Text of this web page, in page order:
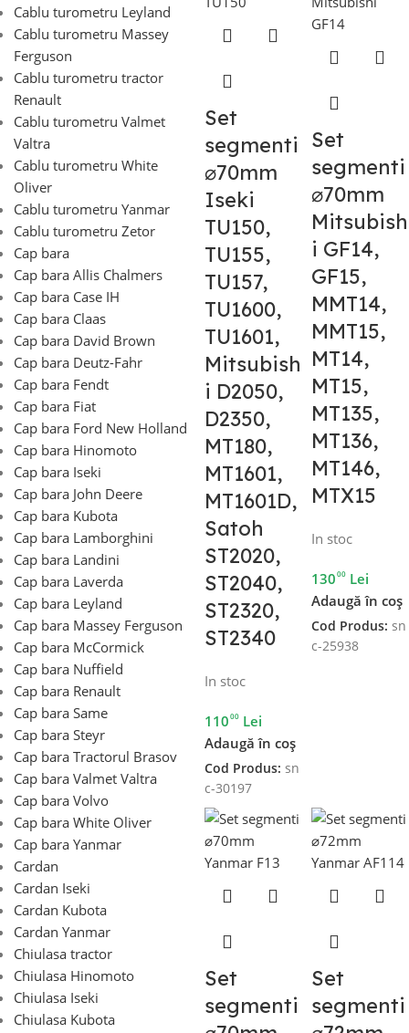
Cablu turometru Leyland
Cablu turometru Massey
Ferguson
Cablu turometru tractor
Renault
Cablu turometru Valmet
Valtra
Cablu turometru White
Oliver
Cablu turometru Yanmar
Cablu turometru Zetor
Cap bara
Cap bara Allis Chalmers
Cap bara Case IH
Cap bara Claas
Cap bara David Brown
Cap bara Deutz-Fahr
Cap bara Fendt
Cap bara Fiat
Cap bara Ford New Holland
Cap bara Hinomoto
Cap bara Iseki
Cap bara John Deere
Cap bara Kubota
Cap bara Lamborghini
Cap bara Landini
Cap bara Laverda
Cap bara Leyland
Cap bara Massey Ferguson
Cap bara McCormick
Cap bara Nuffield
Cap bara Renault
Cap bara Same
Cap bara Steyr
Cap bara Tractorul Brasov
Cap bara Valmet Valtra
Cap bara Volvo
Cap bara White Oliver
Cap bara Yanmar
Cardan
Cardan Iseki
Cardan Kubota
Cardan Yanmar
Chiulasa tractor
Chiulasa Hinomoto
Chiulasa Iseki
Chiulasa Kubota
Set
segmenti
⌀70mm
Iseki
TU150,
TU155,
TU157,
TU1600,
TU1601,
Mitsubish
i D2050,
D2350,
MT180,
MT1601,
MT1601D,
Satoh
ST2020,
ST2040,
ST2320,
ST2340
In stoc
11000 Lei
Adaugă în coș
Cod Produs: sn
c-30197
Set
segmenti
⌀70mm
Mitsubish
i GF14,
GF15,
MMT14,
MMT15,
MT14,
MT15,
MT135,
MT136,
MT146,
MTX15
In stoc
13000 Lei
Adaugă în coș
Cod Produs: sn
c-25938
Set
segmenti
Set
segmenti